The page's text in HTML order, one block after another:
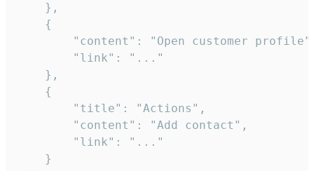
    },
    {
"content": "Open customer
        "link": "..."
    },
    {
        "title": "Actions",
        "content": "Add contact",
        "link": "..."
    }